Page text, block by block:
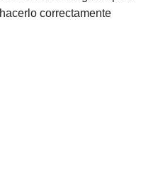
hacerlo correctamente